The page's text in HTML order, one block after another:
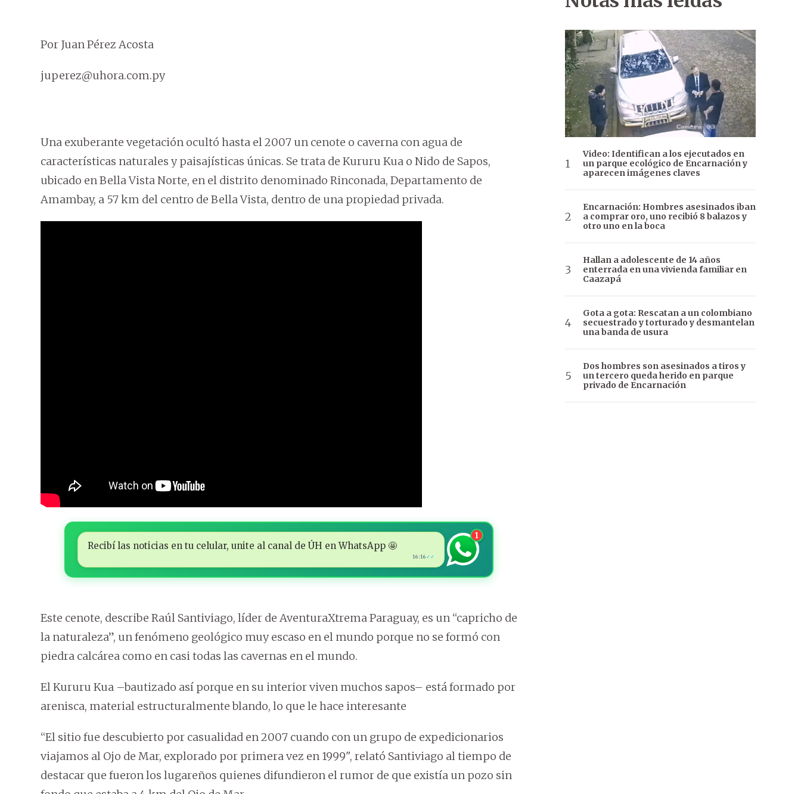
Por Juan Pérez Acosta
juperez@uhora.com.py
Una exuberante vegetación ocultó hasta el 2007 un cenote o caverna con agua de
características naturales y paisajísticas únicas. Se trata de Kururu Kua o Nido de Sapos,
ubicado en Bella Vista Norte, en el distrito denominado Rinconada, Departamento de
Amambay, a 57 km del centro de Bella Vista, dentro de una propiedad privada.
Recibí las noticias en tu celular, unite al canal de ÚH en WhatsApp 🤩
16:16 ✓✓
1
Este cenote, describe Raúl Santiviago, líder de AventuraXtrema Paraguay, es un “capricho de
la naturaleza”, un fenómeno geológico muy escaso en el mundo porque no se formó con
piedra calcárea como en casi todas las cavernas en el mundo.
El Kururu Kua –bautizado así porque en su interior viven muchos sapos– está formado por
arenisca, material estructuralmente blando, lo que le hace interesante
“El sitio fue descubierto por casualidad en 2007 cuando con un grupo de expedicionarios
viajamos al Ojo de Mar, explorado por primera vez en 1999", relató Santiviago al tiempo de
destacar que fueron los lugareños quienes difundieron el rumor de que existía un pozo sin
Video: Identifican a los ejecutados en
un parque ecológico de Encarnación y
aparecen imágenes claves
Encarnación: Hombres asesinados iban
a comprar oro, uno recibió 8 balazos y
otro uno en la boca
Hallan a adolescente de 14 años
enterrada en una vivienda familiar en
Caazapá
Gota a gota: Rescatan a un colombiano
secuestrado y torturado y desmantelan
una banda de usura
Dos hombres son asesinados a tiros y
un tercero queda herido en parque
privado de Encarnación